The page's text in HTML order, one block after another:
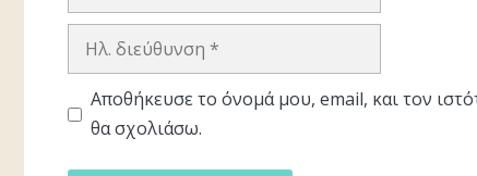
Ηλ.
Αποθήκευσε το όνομά μου, email, και τον
θα σχολιάσω.